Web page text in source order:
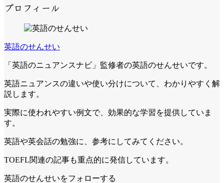
プロフィール
英語のせんせい
「英語のニュアンスナビ」監修者の英語のせんせいです。
英語ニュアンスの違いや使い分けについて、わかりやすく解
説します。
実際に使われやすい例文で、効果的な学習を提供していま
す。
英語や英会話の勉強に、参考にしてみてください。
TOEFL関連の記事も重点的に発信しています。
英語のせんせいをフォローする